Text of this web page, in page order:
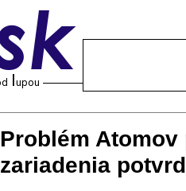
Problém
zariadenia